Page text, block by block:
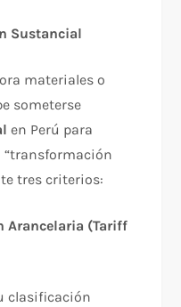
Sustancial
materiales o
someterse
en Perú para
tres criterios:​
Arancelaria (Tariff
clasificación